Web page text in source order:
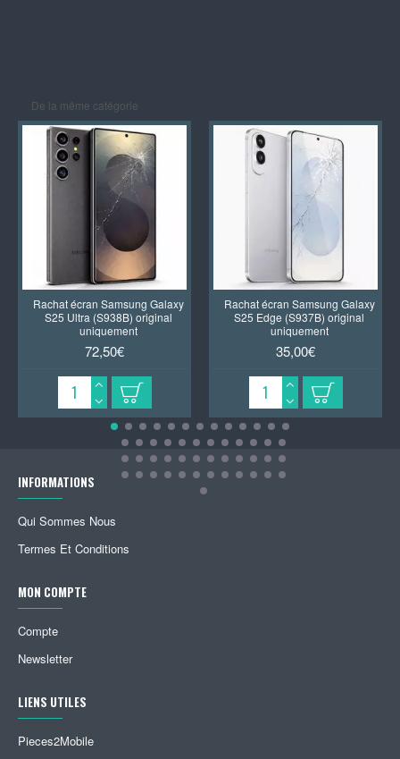
De la même catégorie
Rachat écran Samsung Galaxy
S25 Ultra (S938B) original
uniquement
72,50€
Rachat écran Samsung Galaxy
S25 Edge (S937B) original
uniquement
35,00€
INFORMATIONS
Qui Sommes Nous
Termes Et Conditions
MON COMPTE
Compte
Newsletter
LIENS UTILES
Pieces2Mobile